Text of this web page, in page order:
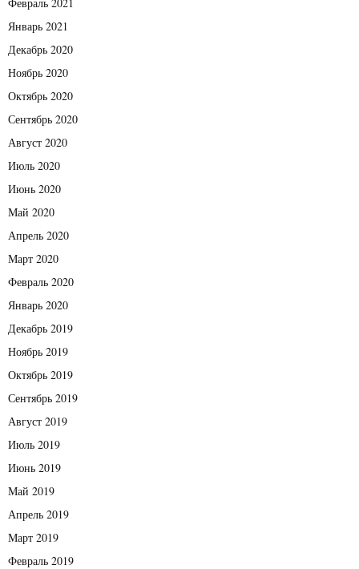
Январь 2021
Декабрь 2020
Ноябрь 2020
Октябрь 2020
Сентябрь 2020
Август 2020
Июль 2020
Июнь 2020
Май 2020
Апрель 2020
Март 2020
Февраль 2020
Январь 2020
Декабрь 2019
Ноябрь 2019
Октябрь 2019
Сентябрь 2019
Август 2019
Июль 2019
Июнь 2019
Май 2019
Апрель 2019
Март 2019
Февраль 2019